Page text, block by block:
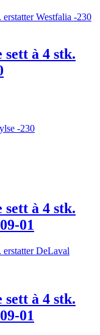
à 4 stk.
-230
à 4 stk.
01
à 4 stk.
01